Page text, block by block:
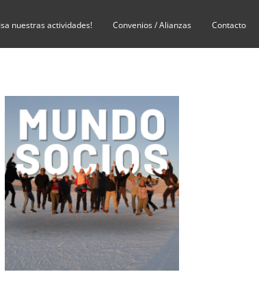
nuestras actividades! Convenios / Alianzas Contacto